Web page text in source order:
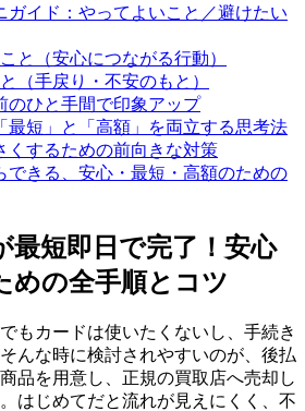
ガイド：やってよいこと／避けたい
と（安心につながる行動）
（手戻り・不安のもと）
のひと手間で印象アップ
最短」と「高額」を両立する思考法
くするための前向きな対策
できる、安心・最短・高額のための
最短即日で完了！安心
めの全手順とコツ
もカードは使いたくないし、手続き
んな時に検討されやすいのが、後払
品を用意し、正規の買取店へ売却し
はじめてだと流れが見えにくく、不